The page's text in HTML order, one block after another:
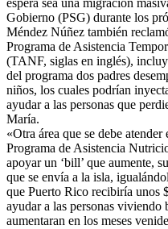
Gobierno (PSG) durante los
Méndez Núñez también
Programa de Asistencia
(TANF, siglas en inglés),
del programa dos padres
niños, los cuales podrían
ayudar a las personas que
María.
«Otra área que se debe
Programa de Asistencia
apoyar un ‘bill’ que aumente,
que se envía a la isla,
que Puerto Rico recibiría unos
ayudar a las personas viviendo
aumentaran en los meses